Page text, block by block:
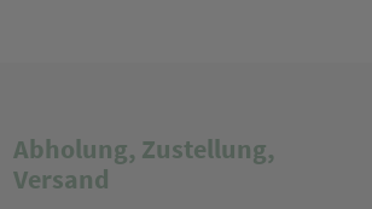
Abholung, Zustellung,
Versand